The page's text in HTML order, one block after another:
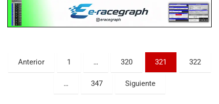
Paginación
de
entradas
Anterior 1 … 320 321 322
… 347 Siguiente
Ramiro Tot (Asfalto)
Baradero (Buenos Aires)
Villaguay (Entre Ríos)